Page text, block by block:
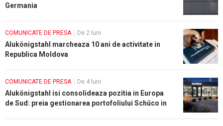
Germania
COMUNICATE DE PRESA De 2 luni
Alukönigstahl marcheaza 10 ani de activitate in
Republica Moldova
COMUNICATE DE PRESA De 4 luni
Alukönigstahl isi consolideaza pozitia in Europa
de Sud: preia gestionarea portofoliului Schüco in